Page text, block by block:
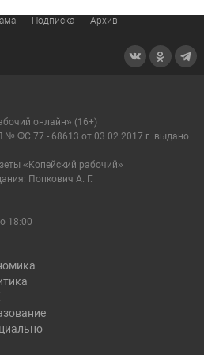
Подписка
Архив
онлайн» (16+)
№ ФС 77 - 68613 от 03.02.2017 г. выдано
«Копейский рабочий»
Попкович А. Г.
18:00